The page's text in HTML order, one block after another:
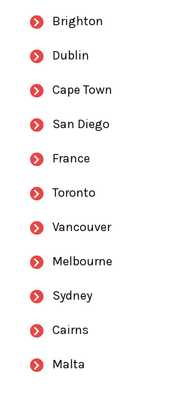
Brighton
Dublin
Cape Town
San Diego
France
Toronto
Vancouver
Melbourne
Sydney
Cairns
Malta